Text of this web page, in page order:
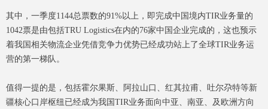
其中，一季度1144总票数的91%以上，即完成中国境内TIR业务量的
1042票是由包括TRU Logistics在内的76家中国企业完成的，这也预示
着我国相关物流企业凭借竞争力优势已经成功站上了全球TIR业务运
营的第一梯队。
值得一提的是，包括霍尔果斯、阿拉山口、红其拉甫、吐尔尕特等新
疆核心口岸枢纽已经成为我国TIR业务面向中亚、南亚、及欧洲方向